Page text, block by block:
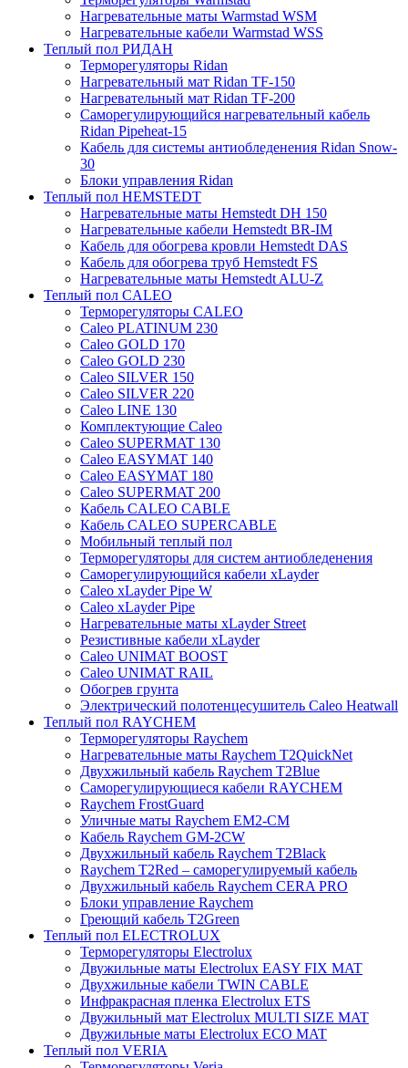
Нагревательные маты Warmstad WSM
Нагревательные кабели Warmstad WSS
Теплый пол РИДАН
Терморегуляторы Ridan
Нагревательный мат Ridan TF-150
Нагревательный мат Ridan TF-200
Саморегулирующийся нагревательный кабель
Ridan Pipeheat-15
Кабель для системы антиобледенения Ridan Snow-
30
Блоки управления Ridan
Теплый пол HEMSTEDT
Нагревательные маты Hemstedt DH 150
Нагревательные кабели Hemstedt BR-IM
Кабель для обогрева кровли Hemstedt DAS
Кабель для обогрева труб Hemstedt FS
Нагревательные маты Hemstedt ALU-Z
Теплый пол CALEO
Терморегуляторы CALEO
Caleo PLATINUM 230
Caleo GOLD 170
Caleo GOLD 230
Caleo SILVER 150
Caleo SILVER 220
Caleo LINE 130
Комплектующие Caleo
Caleo SUPERMAT 130
Caleo EASYMAT 140
Caleo EASYMAT 180
Caleo SUPERMAT 200
Кабель CALEO CABLE
Кабель CALEO SUPERCABLE
Мобильный теплый пол
Терморегуляторы для систем антиобледенения
Саморегулирующийся кабели xLayder
Caleo xLayder Pipe W
Caleo xLayder Pipe
Нагревательные маты xLayder Street
Резистивные кабели xLayder
Caleo UNIMAT BOOST
Caleo UNIMAT RAIL
Обогрев грунта
Электрический полотенцесушитель Caleo Heatwall
Теплый пол RAYCHEM
Терморегуляторы Raychem
Нагревательные маты Raychem T2QuickNet
Двухжильный кабель Raychem T2Blue
Саморегулирующиеся кабели RAYCHEM
Raychem FrostGuard
Уличные маты Raychem EM2-CM
Кабель Raychem GM-2CW
Двухжильный кабель Raychem T2Black
Raychem T2Red – саморегулируемый кабель
Двухжильный кабель Raychem CERA PRO
Блоки управление Raychem
Греющий кабель T2Green
Теплый пол ELECTROLUX
Терморегуляторы Electrolux
Двужильные маты Electrolux EASY FIX MAT
Двухжильные кабели TWIN CABLE
Инфракрасная пленка Electrolux ETS
Двужильный мат Electrolux MULTI SIZE MAT
Двужильные маты Electrolux ECO MAT
Теплый пол VERIA